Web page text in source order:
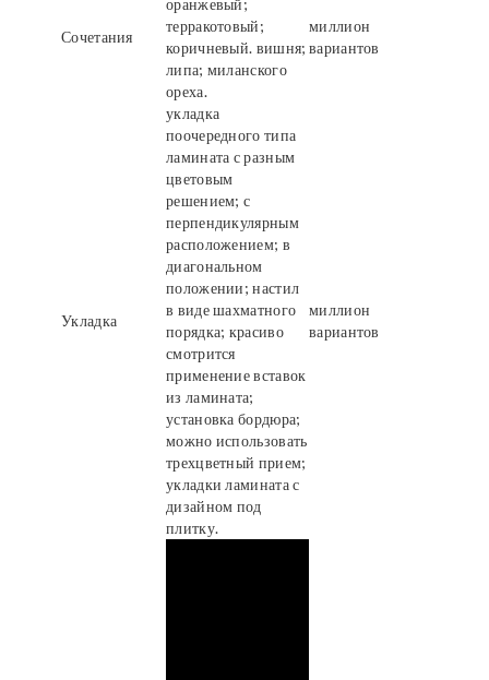
Сочетания
оранжевый;
терракотовый;
коричневый. вишня;
липа; миланского
ореха.
миллион
вариантов
Укладка
укладка
поочередного типа
ламината с разным
цветовым
решением; с
перпендикулярным
расположением; в
диагональном
положении; настил
в виде шахматного
порядка; красиво
смотрится
применение вставок
из ламината;
установка бордюра;
можно использовать
трехцветный прием;
укладки ламината с
дизайном под
плитку.
миллион
вариантов